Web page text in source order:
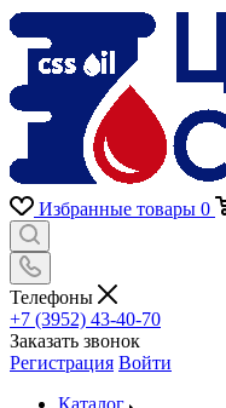
Избранные товары 0
Телефоны
+7 (3952) 43-40-70
Заказать звонок
Регистрация Войти
Каталог